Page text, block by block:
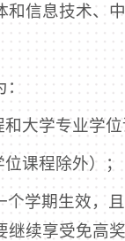
信息技术、
大学专业学位
课程除外）；
学期生效，
续享受免高